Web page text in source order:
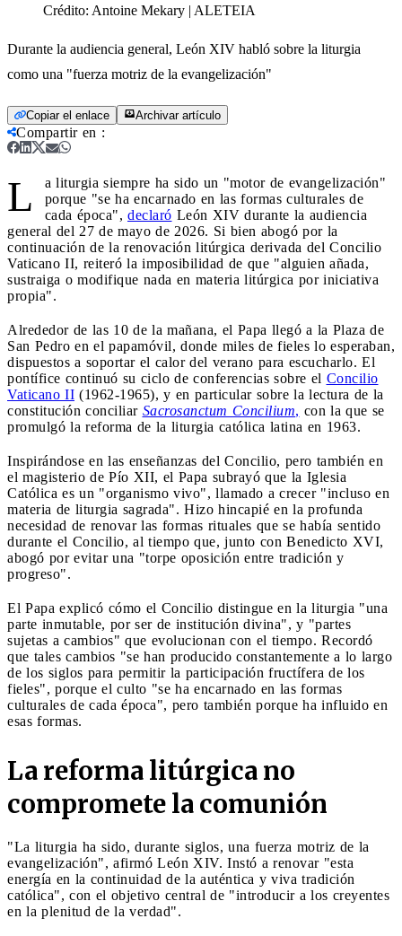
Crédito: Antoine Mekary | ALETEIA
Durante la audiencia general, León XIV habló sobre la liturgia
como una "fuerza motriz de la evangelización"
Copiar el enlace Archivar artículo
Compartir en :
L
a liturgia siempre ha sido un "motor de evangelización"
porque "se ha encarnado en las formas culturales de
cada época", declaró León XIV durante la audiencia
general del 27 de mayo de 2026. Si bien abogó por la
continuación de la renovación litúrgica derivada del Concilio
Vaticano II, reiteró la imposibilidad de que "alguien añada,
sustraiga o modifique nada en materia litúrgica por iniciativa
propia".
Alrededor de las 10 de la mañana, el Papa llegó a la Plaza de
San Pedro en el papamóvil, donde miles de fieles lo esperaban,
dispuestos a soportar el calor del verano para escucharlo. El
pontífice continuó su ciclo de conferencias sobre el Concilio
Vaticano II (1962-1965), y en particular sobre la lectura de la
constitución conciliar Sacrosanctum Concilium, con la que se
promulgó la reforma de la liturgia católica latina en 1963.
Inspirándose en las enseñanzas del Concilio, pero también en
el magisterio de Pío XII, el Papa subrayó que la Iglesia
Católica es un "organismo vivo", llamado a crecer "incluso en
materia de liturgia sagrada". Hizo hincapié en la profunda
necesidad de renovar las formas rituales que se había sentido
durante el Concilio, al tiempo que, junto con Benedicto XVI,
abogó por evitar una "torpe oposición entre tradición y
progreso".
El Papa explicó cómo el Concilio distingue en la liturgia "una
parte inmutable, por ser de institución divina", y "partes
sujetas a cambios" que evolucionan con el tiempo. Recordó
que tales cambios "se han producido constantemente a lo largo
de los siglos para permitir la participación fructífera de los
fieles", porque el culto "se ha encarnado en las formas
culturales de cada época", pero también porque ha influido en
esas formas.
La reforma litúrgica no
compromete la comunión
"La liturgia ha sido, durante siglos, una fuerza motriz de la
evangelización", afirmó León XIV. Instó a renovar "esta
energía en la continuidad de la auténtica y viva tradición
católica", con el objetivo central de "introducir a los creyentes
en la plenitud de la verdad".